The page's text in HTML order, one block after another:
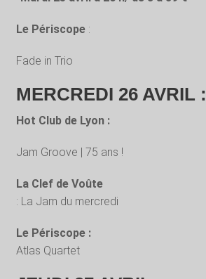
Le Périscope:
Fade in Trio
MERCREDI 26 AVRIL :
Hot Club de Lyon :
Jam Groove | 75 ans !
La Clef de Voûte
: La Jam du mercredi
Le Périscope :
Atlas Quartet